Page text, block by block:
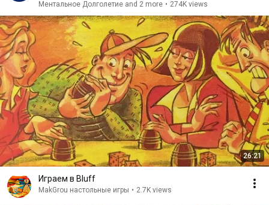
Ментальное Долголетие and 2 more • 274K views
26:21
Играем в Bluff
MakGrou настольные игры • 2.7K views